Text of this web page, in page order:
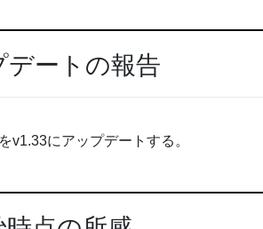
ートの報告
v1.33にアップデートする。